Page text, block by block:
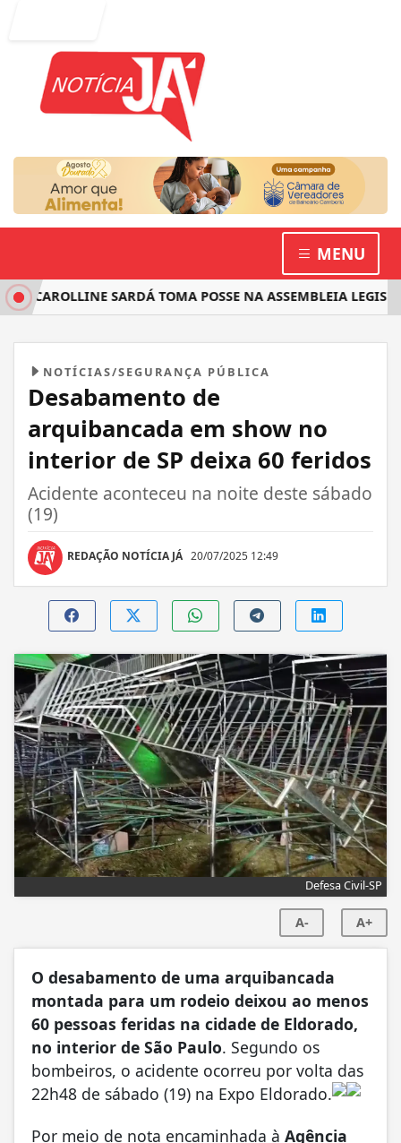
MENU
SARDÁ TOMA POSSE NA ASSEMBLEIA
NOTÍCIAS/SEGURANÇA PÚBLICA
Desabamento de
arquibancada em show no
interior de SP deixa 60 feridos
Acidente aconteceu na noite deste sábado
(19)
REDAÇÃO NOTÍCIA JÁ 20/07/2025 12:49
Defesa Civil-SP
A- A+
O desabamento de uma arquibancada
montada para um rodeio deixou ao menos
60 pessoas feridas na cidade de Eldorado,
no interior de São Paulo. Segundo os
bombeiros, o acidente ocorreu por volta das
22h48 de sábado (19) na Expo Eldorado.
Por meio de nota encaminhada à Agência